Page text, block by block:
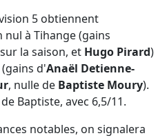
5 obtiennent
à Tihange (gains
la saison, et Hugo Pirard)
d'Anaël Detienne-
, nulle de Baptiste Moury).
Baptiste, avec 6,5/11.
notables, on signalera